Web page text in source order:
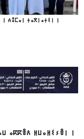
ⵄⵓⵎⴰⵏ ⵜⴰⴳⵏⴰⵜⵉⵏ ⵏ
ⴰⴽⴽⴻⴷ ⵍⵡⴰⵍⵉⵢⴻⵏ ⵏ